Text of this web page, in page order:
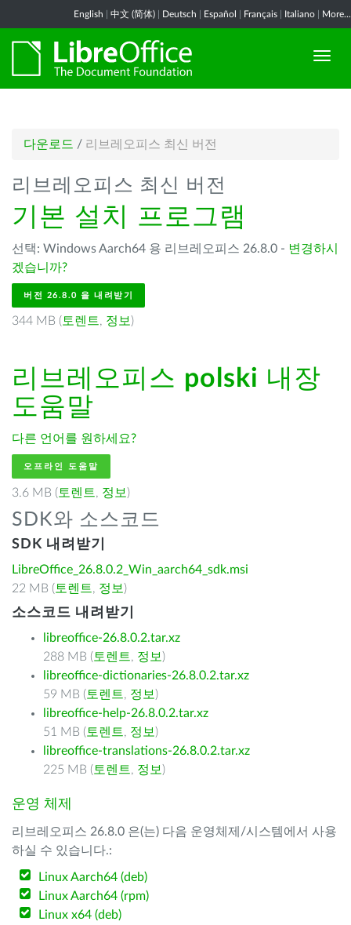
English 中文 (简体) Deutsch Español Français Italiano More...
다운로드 / 리브레오피스 최신 버전
리브레오피스 최신 버전
기본 설치 프로그램
선택: Windows Aarch64 용 리브레오피스 26.8.0 - 변경하시
겠습니까?
버전 26.8.0 을 내려받기
344 MB ( 토렌트, 정보 )
리브레오피스 polski 내장
도움말
다른 언어를 원하세요?
오프라인 도움말
3.6 MB ( 토렌트, 정보 )
SDK와 소스코드
SDK 내려받기
LibreOffice_26.8.0.2_Win_aarch64_sdk.msi
22 MB ( 토렌트, 정보 )
소스코드 내려받기
libreoffice-26.8.0.2.tar.xz
288 MB ( 토렌트, 정보 )
libreoffice-dictionaries-26.8.0.2.tar.xz
59 MB ( 토렌트, 정보 )
libreoffice-help-26.8.0.2.tar.xz
51 MB ( 토렌트, 정보 )
libreoffice-translations-26.8.0.2.tar.xz
225 MB ( 토렌트, 정보 )
운영 체제
리브레오피스 26.8.0 은(는) 다음 운영체제/시스템에서 사용
하실 수 있습니다.:
Linux Aarch64 (deb)
Linux Aarch64 (rpm)
Linux x64 (deb)